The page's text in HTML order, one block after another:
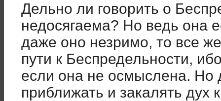
Дельно ли говорить о
недосягаема? Но ведь она
даже оно незримо, то все
пути к Беспредельности,
если она не осмыслена.
приближать и закалять дух